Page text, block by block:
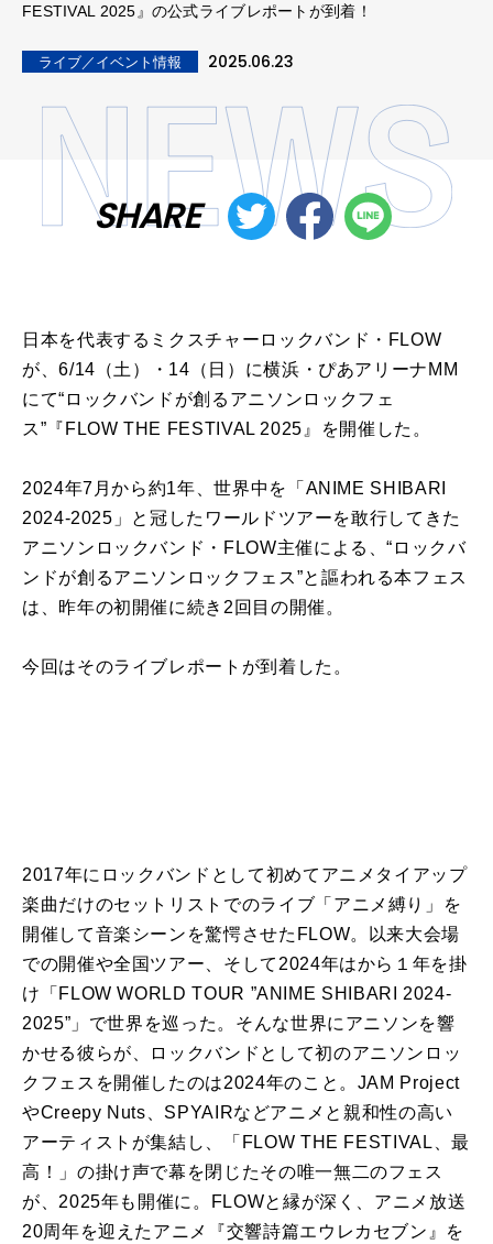
FESTIVAL 2025』の公式ライブレポートが到着！
ライブ／イベント情報 2025.06.23
SHARE
日本を代表するミクスチャーロックバンド・FLOW
が、6/14（土）・14（日）に横浜・ぴあアリーナMM
にて“ロックバンドが創るアニソンロックフェ
ス”『FLOW THE FESTIVAL 2025』を開催した。
2024年7月から約1年、世界中を「ANIME SHIBARI
2024-2025」と冠したワールドツアーを敢行してきた
アニソンロックバンド・FLOW主催による、“ロックバ
ンドが創るアニソンロックフェス”と謳われる本フェス
は、昨年の初開催に続き2回目の開催。
今回はそのライブレポートが到着した。
2017年にロックバンドとして初めてアニメタイアップ
楽曲だけのセットリストでのライブ「アニメ縛り」を
開催して音楽シーンを驚愕させたFLOW。以来大会場
での開催や全国ツアー、そして2024年はから１年を掛
け「FLOW WORLD TOUR ”ANIME SHIBARI 2024-
2025”」で世界を巡った。そんな世界にアニソンを響
かせる彼らが、ロックバンドとして初のアニソンロッ
クフェスを開催したのは2024年のこと。JAM Project
やCreepy Nuts、SPYAIRなどアニメと親和性の高い
アーティストが集結し、「FLOW THE FESTIVAL、最
高！」の掛け声で幕を閉じたその唯一無二のフェス
が、2025年も開催に。FLOWと縁が深く、アニメ放送
20周年を迎えたアニメ『交響詩篇エウレカセブン』を